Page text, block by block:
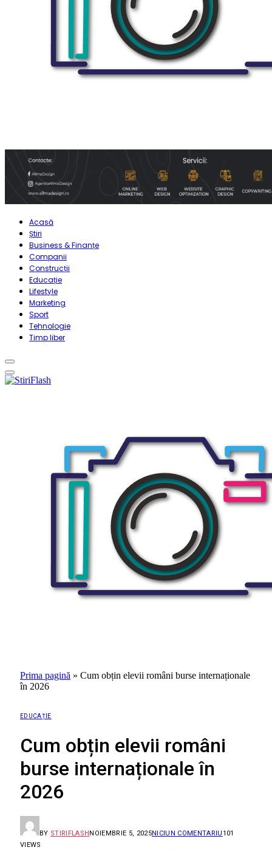
Acasă
Știri
Business & Finanțe
Companii
Construcții
Educație
Lifestyle
Marketing
Sport
Tehnologie
Timp liber
Prima pagină » Cum obțin elevii români burse internaționale
în 2026
EDUCAȚIE
Cum obțin elevii români
burse internaționale în
2026
BY STIRIFLASHNOIEMBRIE 5, 2025NICIUN COMENTARIU 101
VIEWS